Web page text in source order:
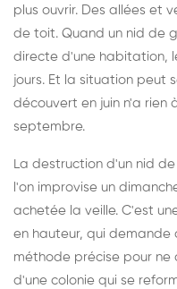
plus ouvrir. Des allées et
de toit. Quand un nid de
directe d'une habitation,
jours. Et la situation peut
découvert en juin n'a rien
septembre.
La destruction d'un nid
l'on improvise un
achetée la veille. C'est
en hauteur, qui
méthode précise pour ne
d'une colonie qui se